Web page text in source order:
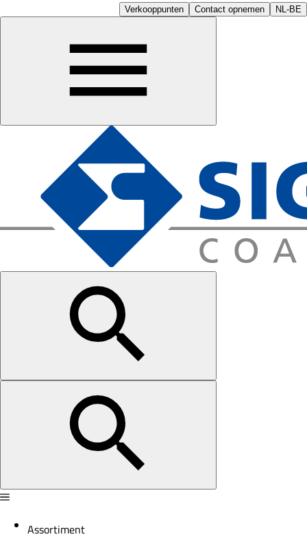
Verkooppunten Contact opnemen NL-BE
Assortiment